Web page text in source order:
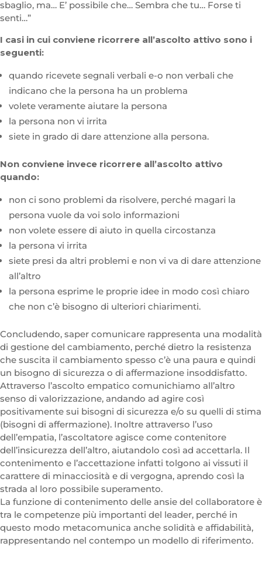
sbaglio, ma… E’ possibile che… Sembra che tu… Forse ti
senti…”
I casi in cui conviene ricorrere all’ascolto attivo sono i
seguenti:
quando ricevete segnali verbali e-o non verbali che
indicano che la persona ha un problema
volete veramente aiutare la persona
la persona non vi irrita
siete in grado di dare attenzione alla persona.
Non conviene invece ricorrere all’ascolto attivo
quando:
non ci sono problemi da risolvere, perché magari la
persona vuole da voi solo informazioni
non volete essere di aiuto in quella circostanza
la persona vi irrita
siete presi da altri problemi e non vi va di dare attenzione
all’altro
la persona esprime le proprie idee in modo così chiaro
che non c’è bisogno di ulteriori chiarimenti.
Concludendo, saper comunicare rappresenta una modalità
di gestione del cambiamento, perché dietro la resistenza
che suscita il cambiamento spesso c’è una paura e quindi
un bisogno di sicurezza o di affermazione insoddisfatto.
Attraverso l’ascolto empatico comunichiamo all’altro
senso di valorizzazione, andando ad agire così
positivamente sui bisogni di sicurezza e/o su quelli di stima
(bisogni di affermazione). Inoltre attraverso l’uso
dell’empatia, l’ascoltatore agisce come contenitore
dell’insicurezza dell’altro, aiutandolo così ad accettarla. Il
contenimento e l’accettazione infatti tolgono ai vissuti il
carattere di minacciosità e di vergogna, aprendo così la
strada al loro possibile superamento.
La funzione di contenimento delle ansie del collaboratore è
tra le competenze più importanti del leader, perché in
questo modo metacomunica anche solidità e affidabilità,
rappresentando nel contempo un modello di riferimento.